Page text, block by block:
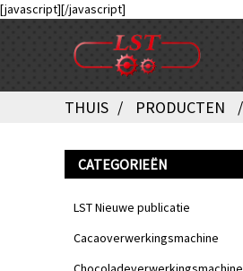
[javascript][/javascript]
THUIS PRODUCTEN
CATEGORIEËN
LST Nieuwe publicatie
Cacaoverwerkingsmachine